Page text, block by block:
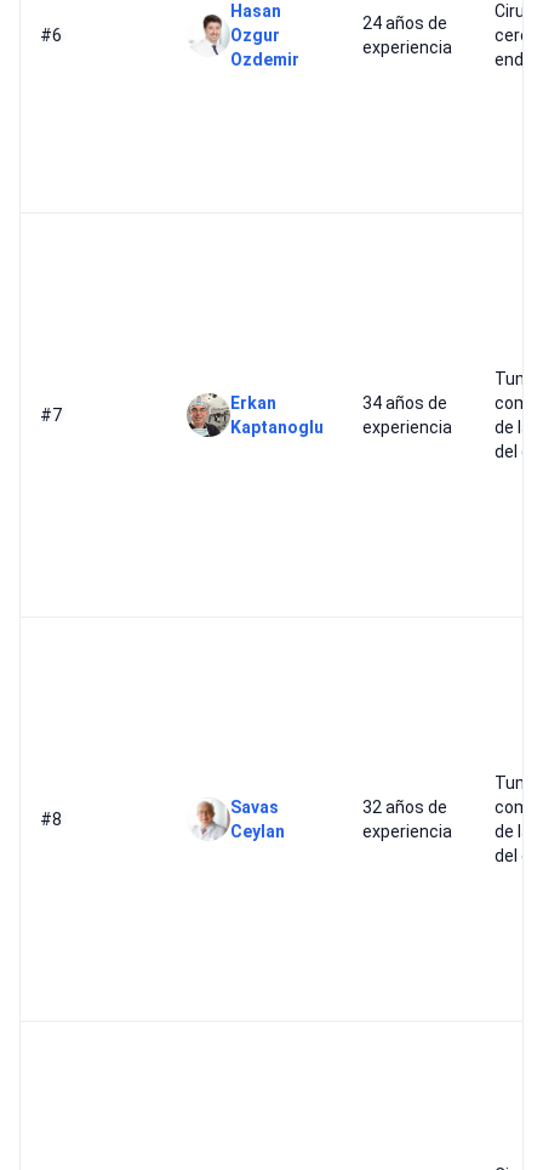
#6
Hasan
Ozgur
Ozdemir
24 años de
experiencia
#7
Erkan
Kaptanoglu
34 años de
experiencia
de la
del
#8
Savas
Ceylan
32 años de
experiencia
de la
del